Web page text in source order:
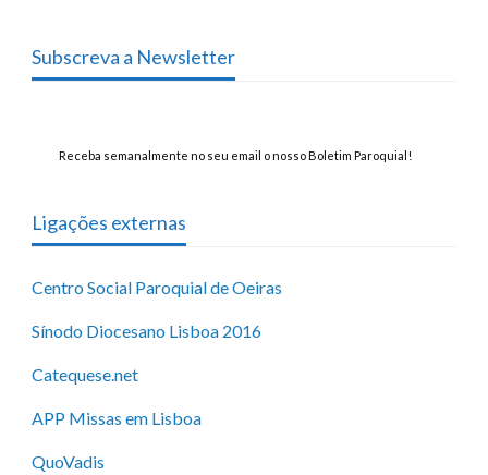
Subscreva a Newsletter
Receba semanalmente no seu email o nosso Boletim Paroquial!
Ligações externas
Centro Social Paroquial de Oeiras
Sínodo Diocesano Lisboa 2016
Catequese.net
APP Missas em Lisboa
QuoVadis